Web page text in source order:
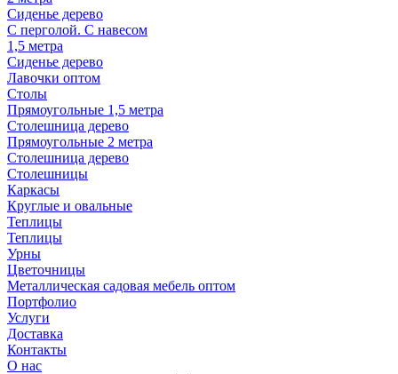
Сиденье дерево
С перголой. С навесом
1,5 метра
Сиденье дерево
Лавочки оптом
Столы
Прямоугольные 1,5 метра
Столешница дерево
Прямоугольные 2 метра
Столешница дерево
Столешницы
Каркасы
Круглые и овальные
Теплицы
Теплицы
Урны
Цветочницы
Металлическая садовая мебель оптом
Портфолио
Услуги
Доставка
Контакты
О нас